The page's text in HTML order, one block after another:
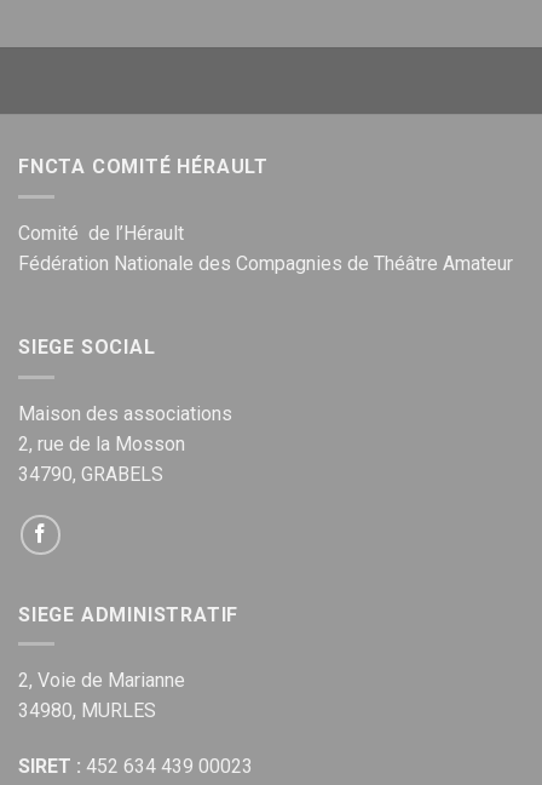
FNCTA COMITÉ HÉRAULT
Comité de l’Hérault
Fédération Nationale des Compagnies de Théâtre Amateur
SIEGE SOCIAL
Maison des associations
2, rue de la Mosson
34790, GRABELS
SIEGE ADMINISTRATIF
2, Voie de Marianne
34980, MURLES
SIRET : 452 634 439 00023